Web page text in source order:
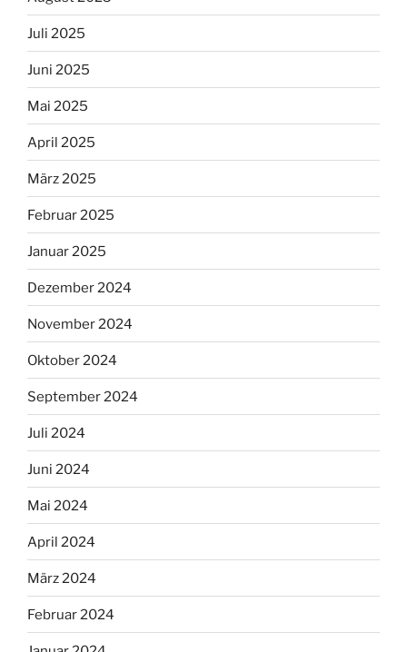
Juli 2025
Juni 2025
Mai 2025
April 2025
März 2025
Februar 2025
Januar 2025
Dezember 2024
November 2024
Oktober 2024
September 2024
Juli 2024
Juni 2024
Mai 2024
April 2024
März 2024
Februar 2024